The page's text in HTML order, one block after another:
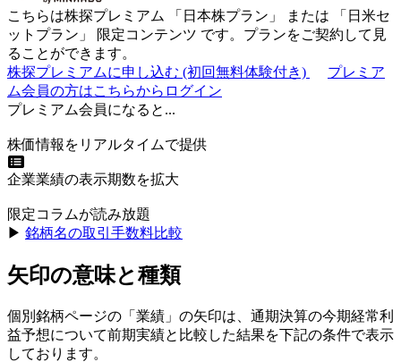
こちらは株探プレミアム 「 日本株プラン 」 または 「 日米セ
ットプラン 」 限定コンテンツ です。プランをご契約して見
ることができます。
株探プレミアムに申し込む (初回無料体験付き)
プレミア
ム会員の方はこちらからログイン
プレミアム会員になると...
株価情報をリアルタイムで提供
企業業績の表示期数を拡大
限定コラムが読み放題
▶︎ 銘柄名の取引手数料比較
矢印の意味と種類
個別銘柄ページの「業績」の矢印は、通期決算の今期経常利
益予想について前期実績と比較した結果を下記の条件で表示
しております。